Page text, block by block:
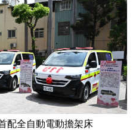
配全自動電動擔架床